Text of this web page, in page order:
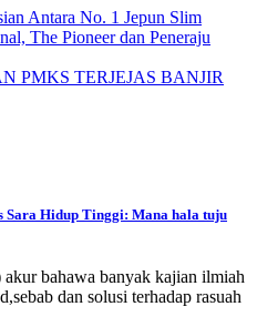
Antara No. 1 Jepun Slim
The Pioneer dan Peneraju
PMKS TERJEJAS BANJIR
Sara Hidup Tinggi: Mana hala tuju
bahawa banyak kajian ilmiah
dan solusi terhadap rasuah